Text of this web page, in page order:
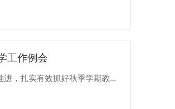
工作例会
，扎实有效抓好秋季学期教...